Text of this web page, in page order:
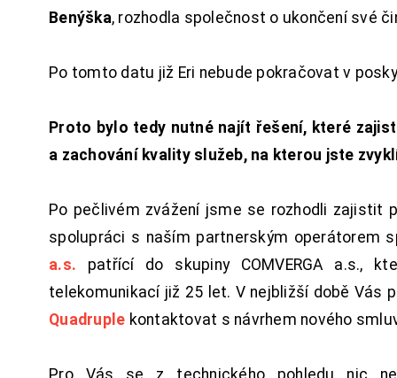
Benýška, rozhodla společnost o ukončení své
Po tomto datu již Eri nebude pokračovat v
Proto bylo tedy nutné najít řešení, které
a zachování kvality služeb, na kterou jste
Po pečlivém zvážení jsme se rozhodli zajistit
spolupráci s naším partnerským operátorem
a.s. patřící do skupiny COMVERGA a.s.,
telekomunikací již 25 let. V nejbližší době Vás
Quadruple kontaktovat s návrhem nového
Pro Vás se z technického pohledu nic